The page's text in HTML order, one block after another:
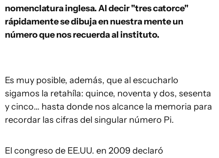
nomenclatura inglesa. Al decir "tres catorce"
rápidamente se dibuja en nuestra mente un
número que nos recuerda al instituto.
Es muy posible, además, que al escucharlo
sigamos la retahíla: quince, noventa y dos, sesenta
y cinco… hasta donde nos alcance la memoria para
recordar las cifras del singular número Pi.
El congreso de EE.UU. en 2009 declaró